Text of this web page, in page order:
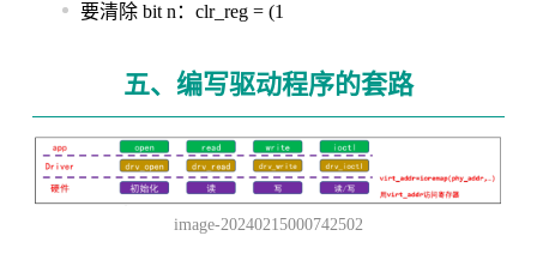
要清除 bit n：clr_reg = (1
五、编写驱动程序的套路
image-20240215000742502